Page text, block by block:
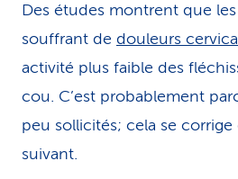
Des études montrent que
souffrant de douleurs
activité plus faible des
cou. C’est probablement
peu sollicités; cela se corrige
suivant.